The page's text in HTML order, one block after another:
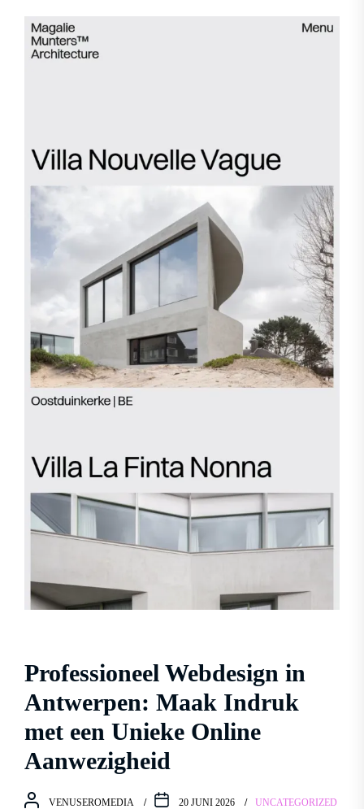
Professioneel Webdesign in
Antwerpen: Maak Indruk
met een Unieke Online
Aanwezigheid
VENUSEROMEDIA 20 JUNI 2026 UNCATEGORIZED